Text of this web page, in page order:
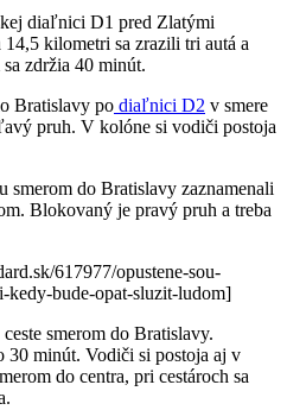
diaľnici D1 pred Zlatými
14,5 kilometri sa zrazili tri autá a
zdržia 40 minút.
Bratislavy po diaľnici D2 v smere
pruh. V kolóne si vodiči postoja
smerom do Bratislavy zaznamenali
Blokovaný je pravý pruh a treba
617977/opustene-sou-
kedy-bude-opat-sluzit-ludom]
smerom do Bratislavy.
30 minút. Vodiči si postoja aj v
do centra, pri cestároch sa